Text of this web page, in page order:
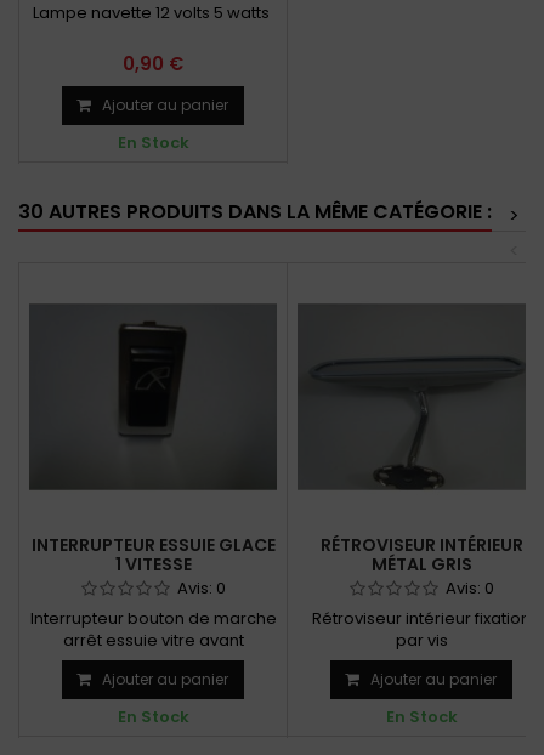
Lampe navette 12 volts 5 watts
0,90 €
Ajouter au panier
En Stock
30 AUTRES PRODUITS DANS LA MÊME CATÉGORIE :
>
INTERRUPTEUR ESSUIE GLACE
1 VITESSE
Avis: 0
Interrupteur bouton de marche
arrêt essuie vitre avant
1 vitesse pour modèles...
Ajouter au panier
En Stock
RÉTROVISEUR INTÉRIEUR
MÉTAL GRIS
Avis: 0
Rétroviseur intérieur fixation
par vis
Ajouter au panier
En Stock